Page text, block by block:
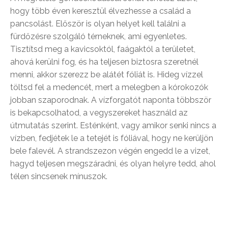
hogy több éven keresztül élvezhesse a család a
pancsolást. Először is olyan helyet kell találni a
fürdőzésre szolgáló térneknek, ami egyenletes.
Tisztítsd meg a kavicsoktól, faágaktól a területet,
ahová kerülni fog, és ha teljesen biztosra szeretnél
menni, akkor szerezz be alátét fóliát is. Hideg vízzel
töltsd fel a medencét, mert a melegben a kórokozók
jobban szaporodnak. A vízforgatót naponta többször
is bekapcsolhatod, a vegyszereket használd az
útmutatás szerint. Esténként, vagy amikor senki nincs a
vízben, fedjétek le a tetejét is fóliával, hogy ne kerüljön
bele falevél. A strandszezon végén engedd le a vizet,
hagyd teljesen megszáradni, és olyan helyre tedd, ahol
télen sincsenek mínuszok.